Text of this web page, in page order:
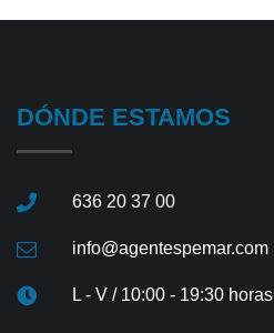
DÓNDE ESTAMOS
636 20 37 00
info@agentespemar.com
L - V / 10:00 - 19:30 horas